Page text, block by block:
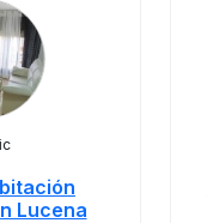
Lucena